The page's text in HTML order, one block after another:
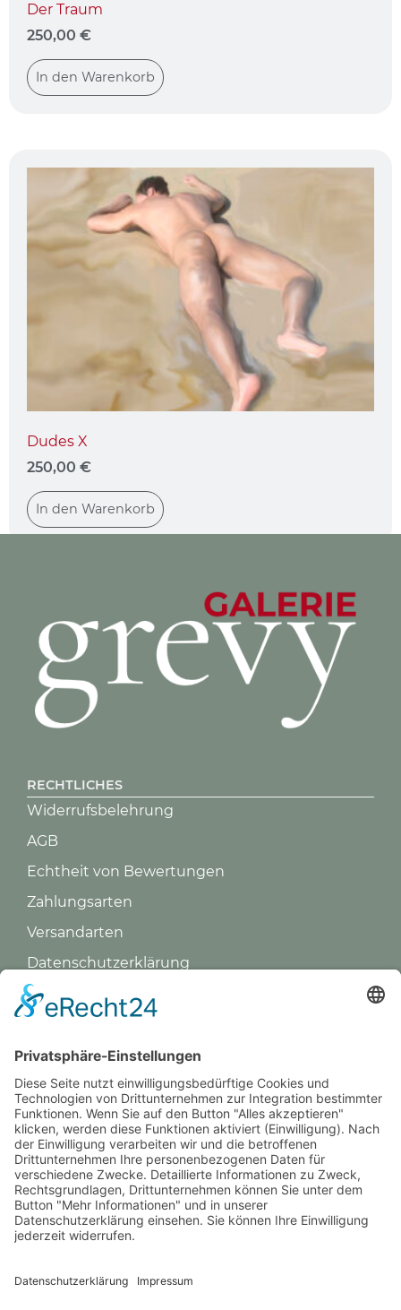
Der Traum
250,00 €
In den Warenkorb
Dudes X
250,00 €
In den Warenkorb
Die Flucht XIX
300,00€
RECHTLICHES
Widerrufsbelehrung
AGB
Echtheit von Bewertungen
Zahlungsarten
Versandarten
Datenschutz­erklärung
Impressum
GREVY ANGEBOT
Was ist Grevy?
BENUTZERANMELDUNG